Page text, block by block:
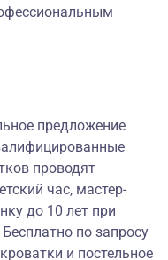
предложение
проводят
час, мастер-
до 10 лет при
по запросу
и постельное